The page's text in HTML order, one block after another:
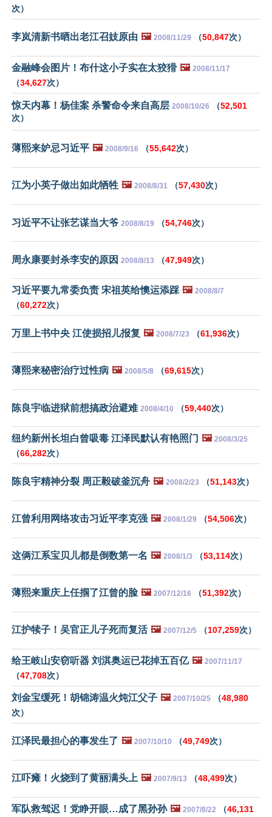
次）
李岚清新书晒出老江召妓原由 🖼️ 2008/11/29 （50,847次）
金融峰会图片！布什这小子实在太狡猾 🖼️ 2008/11/17
（34,627次）
惊天内幕！杨佳案 杀警命令来自高层 2008/10/26 （52,501
次）
薄熙来妒忌习近平 🖼️ 2008/9/16 （55,642次）
江为小英子做出如此牺牲 🖼️ 2008/8/31 （57,430次）
习近平不让张艺谋当大爷 2008/8/19 （54,746次）
周永康要封杀李安的原因 2008/8/13 （47,949次）
习近平要九常委负责 宋祖英给懊运添踩 🖼️ 2008/8/7
（60,272次）
万里上书中央 江使损招儿报复 🖼️ 2008/7/23 （61,936次）
薄熙来秘密治疗过性病 🖼️ 2008/5/8 （69,615次）
陈良宇临进狱前想搞政治避难 2008/4/10 （59,440次）
纽约新州长坦白曾吸毒 江泽民默认有艳照门 🖼️ 2008/3/25
（66,282次）
陈良宇精神分裂 周正毅破釜沉舟 🖼️ 2008/2/23 （51,143次）
江曾利用网络攻击习近平李克强 🖼️ 2008/1/29 （54,506次）
这俩江系宝贝儿都是倒数第一名 🖼️ 2008/1/3 （53,114次）
薄熙来重庆上任掴了江曾的脸 🖼️ 2007/12/16 （51,392次）
江护犊子！吴官正儿子死而复活 🖼️ 2007/12/5 （107,259次）
给王岐山安窃听器 刘淇奥运已花掉五百亿 🖼️ 2007/11/17
（47,708次）
刘金宝缓死！胡锦涛温火炖江父子 🖼️ 2007/10/25 （48,980
次）
江泽民最担心的事发生了 🖼️ 2007/10/10 （49,749次）
江吓瘫！火烧到了黄丽满头上 🖼️ 2007/9/13 （48,499次）
军队救驾迟！党睁开眼…成了黑孙孙 🖼️ 2007/8/22 （46,131